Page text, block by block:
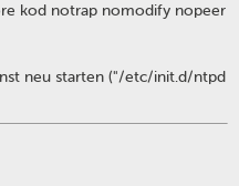
kod notrap nomodify nopeer
neu starten ("/etc/init.d/ntpd